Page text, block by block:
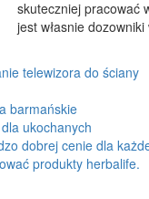
skuteczniej pracować
jest własnie
telewizora do ściany
barmańskie
ukochanych
dobrej cenie dla
produkty herbalife.